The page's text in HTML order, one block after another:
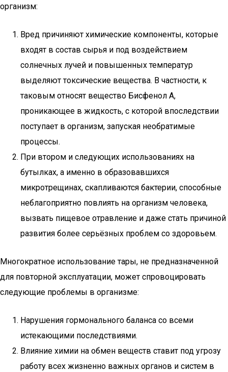
организм:
Вред причиняют химические компоненты, которые
входят в состав сырья и под воздействием
солнечных лучей и повышенных температур
выделяют токсические вещества. В частности, к
таковым относят вещество Бисфенол A,
проникающее в жидкость, с которой впоследствии
поступает в организм, запуская необратимые
процессы.
При втором и следующих использованиях на
бутылках, а именно в образовавшихся
микротрещинах, скапливаются бактерии, способные
неблагоприятно повлиять на организм человека,
вызвать пищевое отравление и даже стать причиной
развития более серьёзных проблем со здоровьем.
Многократное использование тары, не предназначенной
для повторной эксплуатации, может спровоцировать
следующие проблемы в организме:
Нарушения гормонального баланса со всеми
истекающими последствиями.
Влияние химии на обмен веществ ставит под угрозу
работу всех жизненно важных органов и систем в